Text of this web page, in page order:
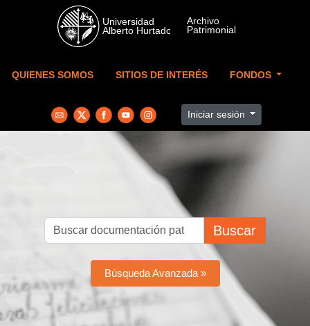
Skip to main content
QUIENES SOMOS SITIOS DE INTERÉS FONDOS
Iniciar sesión
Buscar
Búsqueda Avanzada »